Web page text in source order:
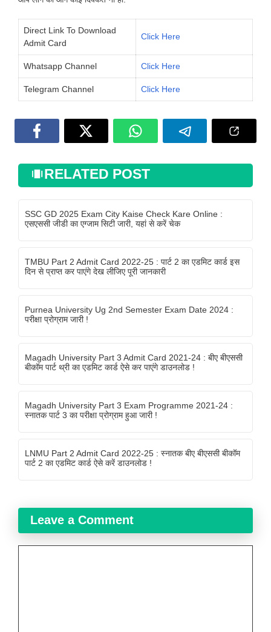
Direct Link To Download
Admit Card
Click Here
Whatsapp Channel Click Here
Telegram Channel Click Here
RELATED POST
SSC GD 2025 Exam City Kaise Check Kare Online :
एसएससी जीडी का एग्जाम सिटी जारी, यहां से करें चेक
TMBU Part 2 Admit Card 2022-25 : पार्ट 2 का एडमिट कार्ड इस
दिन से प्राप्त कर पाएंगे देख लीजिए पूरी जानकारी
Purnea University Ug 2nd Semester Exam Date 2024 :
परीक्षा प्रोग्राम जारी !
Magadh University Part 3 Admit Card 2021-24 : बीए बीएससी
बीकॉम पार्ट थ्री का एडमिट कार्ड ऐसे कर पाएंगे डाउनलोड !
Magadh University Part 3 Exam Programme 2021-24 :
स्नातक पार्ट 3 का परीक्षा प्रोग्राम हुआ जारी !
LNMU Part 2 Admit Card 2022-25 : स्नातक बीए बीएससी बीकॉम
पार्ट 2 का एडमिट कार्ड ऐसे करें डाउनलोड !
Leave a Comment